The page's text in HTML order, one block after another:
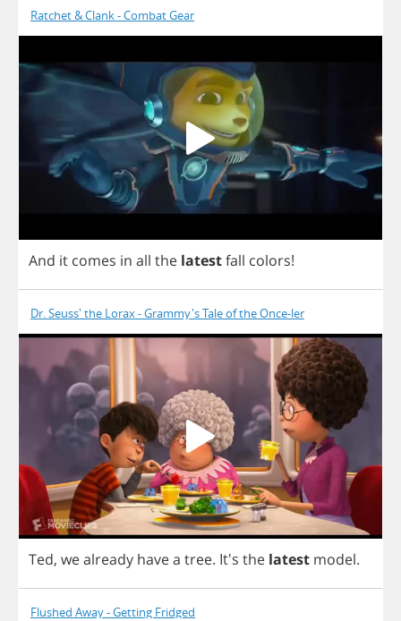
Ratchet & Clank - Combat Gear
And it comes in all the latestfall colors!
Dr. Seuss' the Lorax - Grammy's Tale of the Once-ler
Ted, wealready havea tree. It's the latest model.
Flushed Away - Getting Fridged